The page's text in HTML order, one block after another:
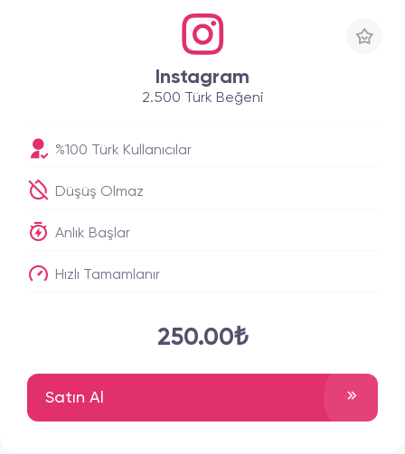
Instagram
2.500 Türk Beğeni
%100 Türk Kullanıcılar
Düşüş Olmaz
Anlık Başlar
Hızlı Tamamlanır
250.00₺
Satın Al